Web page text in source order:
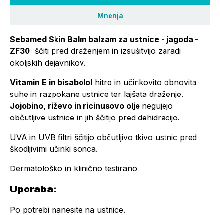
Mnenja
Sebamed Skin Balm balzam za ustnice - jagoda -
ZF30 ščiti pred draženjem in izsušitvijo zaradi
okoljskih dejavnikov.
Vitamin E in bisabolol hitro in učinkovito obnovita
suhe in razpokane ustnice ter lajšata draženje.
Jojobino, riževo in ricinusovo olje negujejo
občutljive ustnice in jih ščitijo pred dehidracijo.
UVA in UVB filtri ščitijo občutljivo tkivo ustnic pred
škodljivimi učinki sonca.
Dermatološko in klinično testirano.
Uporaba:
Po potrebi nanesite na ustnice.